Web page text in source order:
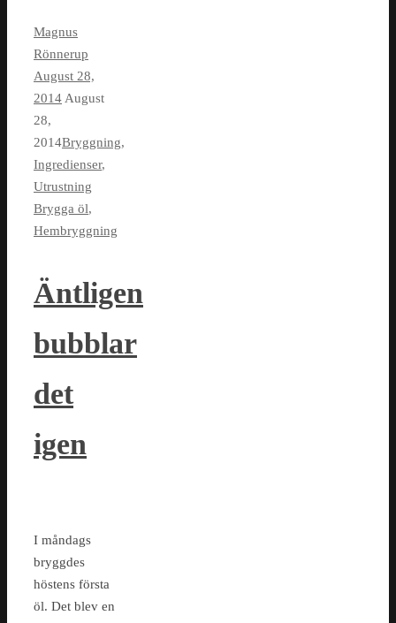
Magnus
Rönnerup
August 28,
2014August
28,
2014Bryggning,
Ingredienser,
Utrustning
Brygga öl,
Hembryggning
Äntligen
bubblar
det
igen
I måndags
bryggdes
höstens första
öl. Det blev en